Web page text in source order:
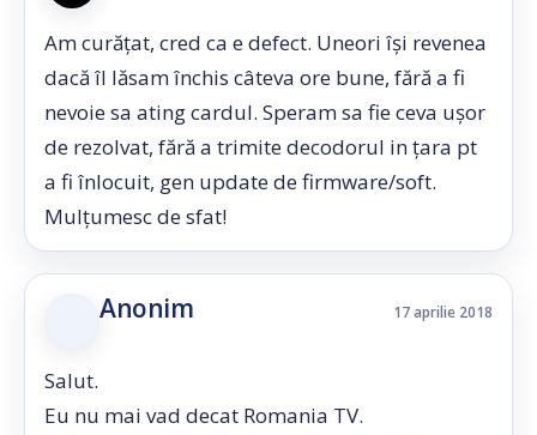
Am curățat, cred ca e defect. Uneori își revenea
dacă îl lăsam închis câteva ore bune, fără a fi
nevoie sa ating cardul. Speram sa fie ceva ușor
de rezolvat, fără a trimite decodorul in țara pt
a fi înlocuit, gen update de firmware/soft.
Mulțumesc de sfat!
Anonim 17 aprilie 2018
Salut.
Eu nu mai vad decat Romania TV.